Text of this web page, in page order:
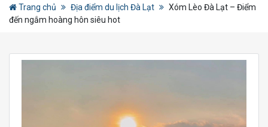
Trang chủ Địa điểm du lịch Đà Lạt
Xóm Lèo Đà Lạt – Điểm
đến ngắm hoàng hôn siêu hot